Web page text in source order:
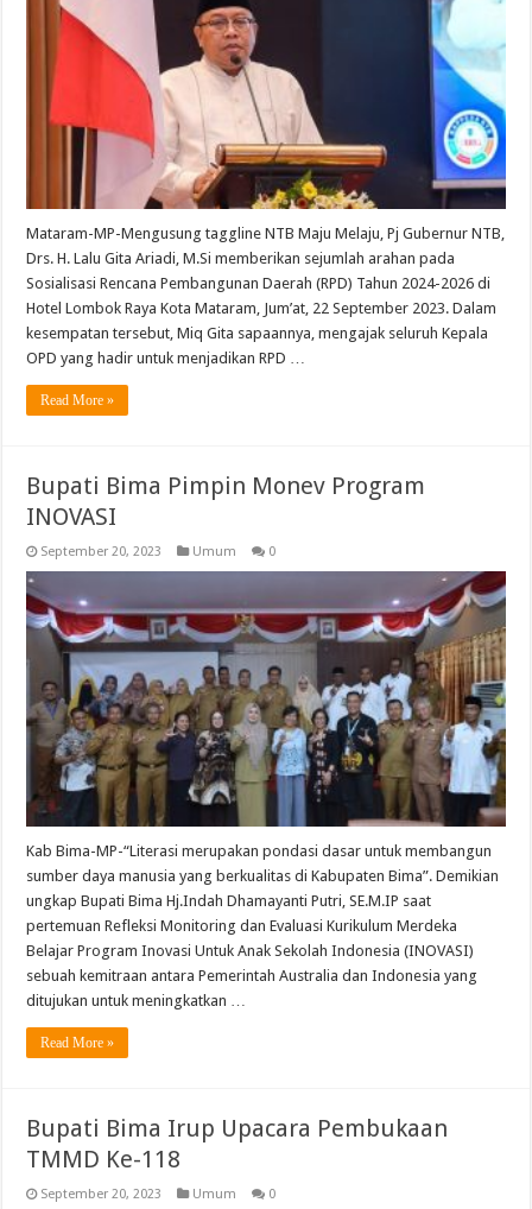
Mataram-MP-Mengusung taggline NTB Maju Melaju, Pj Gubernur NTB,
Drs. H. Lalu Gita Ariadi, M.Si memberikan sejumlah arahan pada
Sosialisasi Rencana Pembangunan Daerah (RPD) Tahun 2024-2026 di
Hotel Lombok Raya Kota Mataram, Jum’at, 22 September 2023. Dalam
kesempatan tersebut, Miq Gita sapaannya, mengajak seluruh Kepala
OPD yang hadir untuk menjadikan RPD …
Read More »
Bupati Bima Pimpin Monev Program
INOVASI
September 20, 2023 Umum 0
Kab Bima-MP-“Literasi merupakan pondasi dasar untuk membangun
sumber daya manusia yang berkualitas di Kabupaten Bima”. Demikian
ungkap Bupati Bima Hj.Indah Dhamayanti Putri, SE.M.IP saat
pertemuan Refleksi Monitoring dan Evaluasi Kurikulum Merdeka
Belajar Program Inovasi Untuk Anak Sekolah Indonesia (INOVASI)
sebuah kemitraan antara Pemerintah Australia dan Indonesia yang
ditujukan untuk meningkatkan …
Read More »
Bupati Bima Irup Upacara Pembukaan
TMMD Ke-118
September 20, 2023 Umum 0